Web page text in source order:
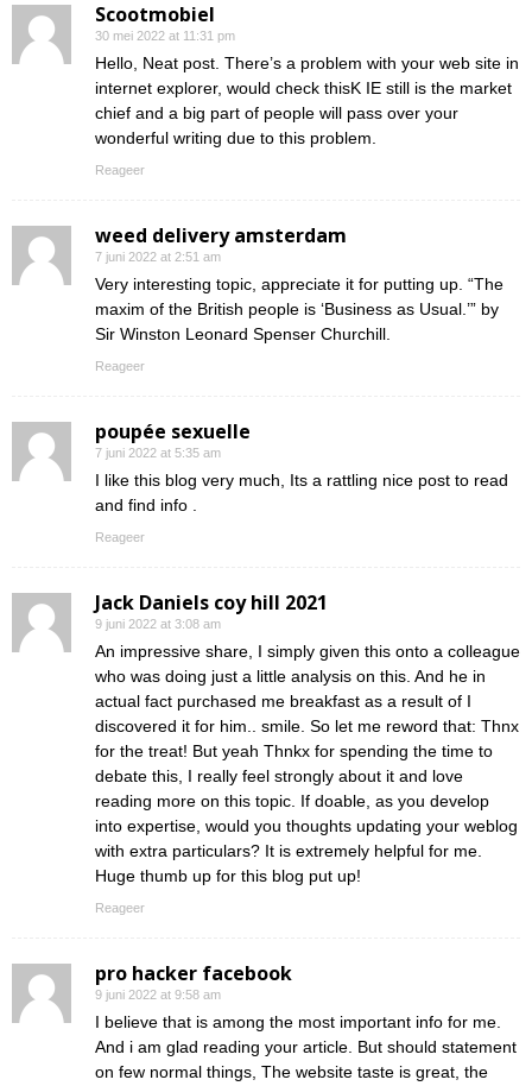
Scootmobiel
30 mei 2022 at 11:31 pm
Hello, Neat post. There’s a problem with your web site in
internet explorer, would check thisK IE still is the market
chief and a big part of people will pass over your
wonderful writing due to this problem.
Reageer
weed delivery amsterdam
7 juni 2022 at 2:51 am
Very interesting topic, appreciate it for putting up. “The
maxim of the British people is ‘Business as Usual.’” by
Sir Winston Leonard Spenser Churchill.
Reageer
poupée sexuelle
7 juni 2022 at 5:35 am
I like this blog very much, Its a rattling nice post to read
and find info .
Reageer
Jack Daniels coy hill 2021
9 juni 2022 at 3:08 am
An impressive share, I simply given this onto a colleague
who was doing just a little analysis on this. And he in
actual fact purchased me breakfast as a result of I
discovered it for him.. smile. So let me reword that: Thnx
for the treat! But yeah Thnkx for spending the time to
debate this, I really feel strongly about it and love
reading more on this topic. If doable, as you develop
into expertise, would you thoughts updating your weblog
with extra particulars? It is extremely helpful for me.
Huge thumb up for this blog put up!
Reageer
pro hacker facebook
9 juni 2022 at 9:58 am
I believe that is among the most important info for me.
And i am glad reading your article. But should statement
on few normal things, The website taste is great, the